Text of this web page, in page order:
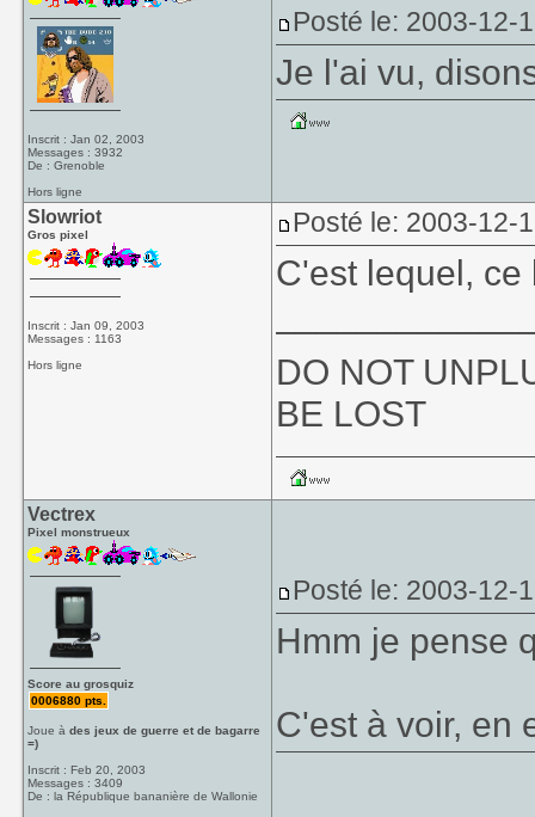
Inscrit : Jan 02, 2003
Messages : 3932
De : Grenoble
Hors ligne
Posté le: 2003-12-
Je l'ai vu,
Slowriot
Gros pixel
Inscrit : Jan 09, 2003
Messages : 1163
Hors ligne
Posté le: 2003-12-
C'est lequel,
DO NOT
BE LOST
Vectrex
Pixel monstrueux
Score au grosquiz
0006880 pts.
Joue àdes jeux de guerre et de bagarre
=)
Inscrit : Feb 20, 2003
Messages : 3409
De : la République bananière de Wallonie
Posté le: 2003-12-
Hmm je pense
C'est à voir, en